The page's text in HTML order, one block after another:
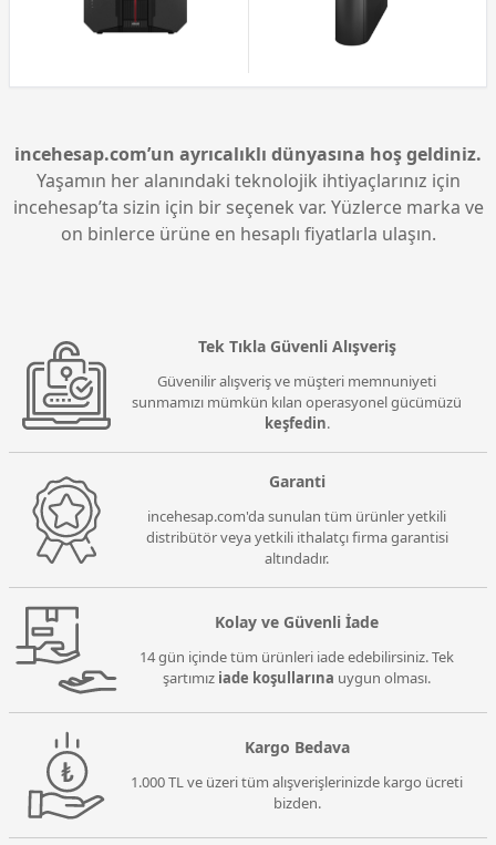
incehesap.com’un ayrıcalıklı dünyasına hoş geldiniz.
Yaşamın her alanındaki teknolojik ihtiyaçlarınız için
incehesap’ta sizin için bir seçenek var. Yüzlerce marka ve
on binlerce ürüne en hesaplı fiyatlarla ulaşın.
Tek Tıkla Güvenli Alışveriş
Güvenilir alışveriş ve müşteri memnuniyeti
sunmamızı mümkün kılan operasyonel gücümüzü
keşfedin.
Garanti
incehesap.com'da sunulan tüm ürünler yetkili
distribütör veya yetkili ithalatçı firma garantisi
altındadır.
Kolay ve Güvenli İade
14 gün içinde tüm ürünleri iade edebilirsiniz. Tek
şartımız iade koşullarına uygun olması.
Kargo Bedava
1.000 TL ve üzeri tüm alışverişlerinizde kargo ücreti
bizden.